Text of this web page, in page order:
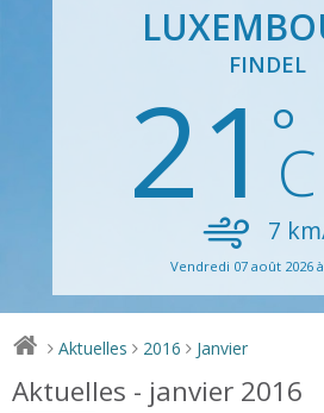
FINDEL
21
7
Vendredi 07 août 2026
> Aktuelles > 2016 > Janvier
Aktuelles - janvier 2016